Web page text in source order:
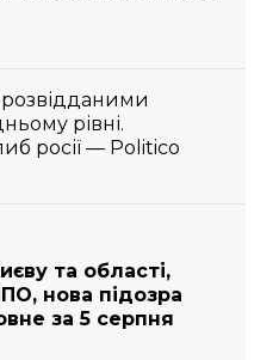
рівні.
росії — Politico
та області,
нова підозра
за 5 серпня